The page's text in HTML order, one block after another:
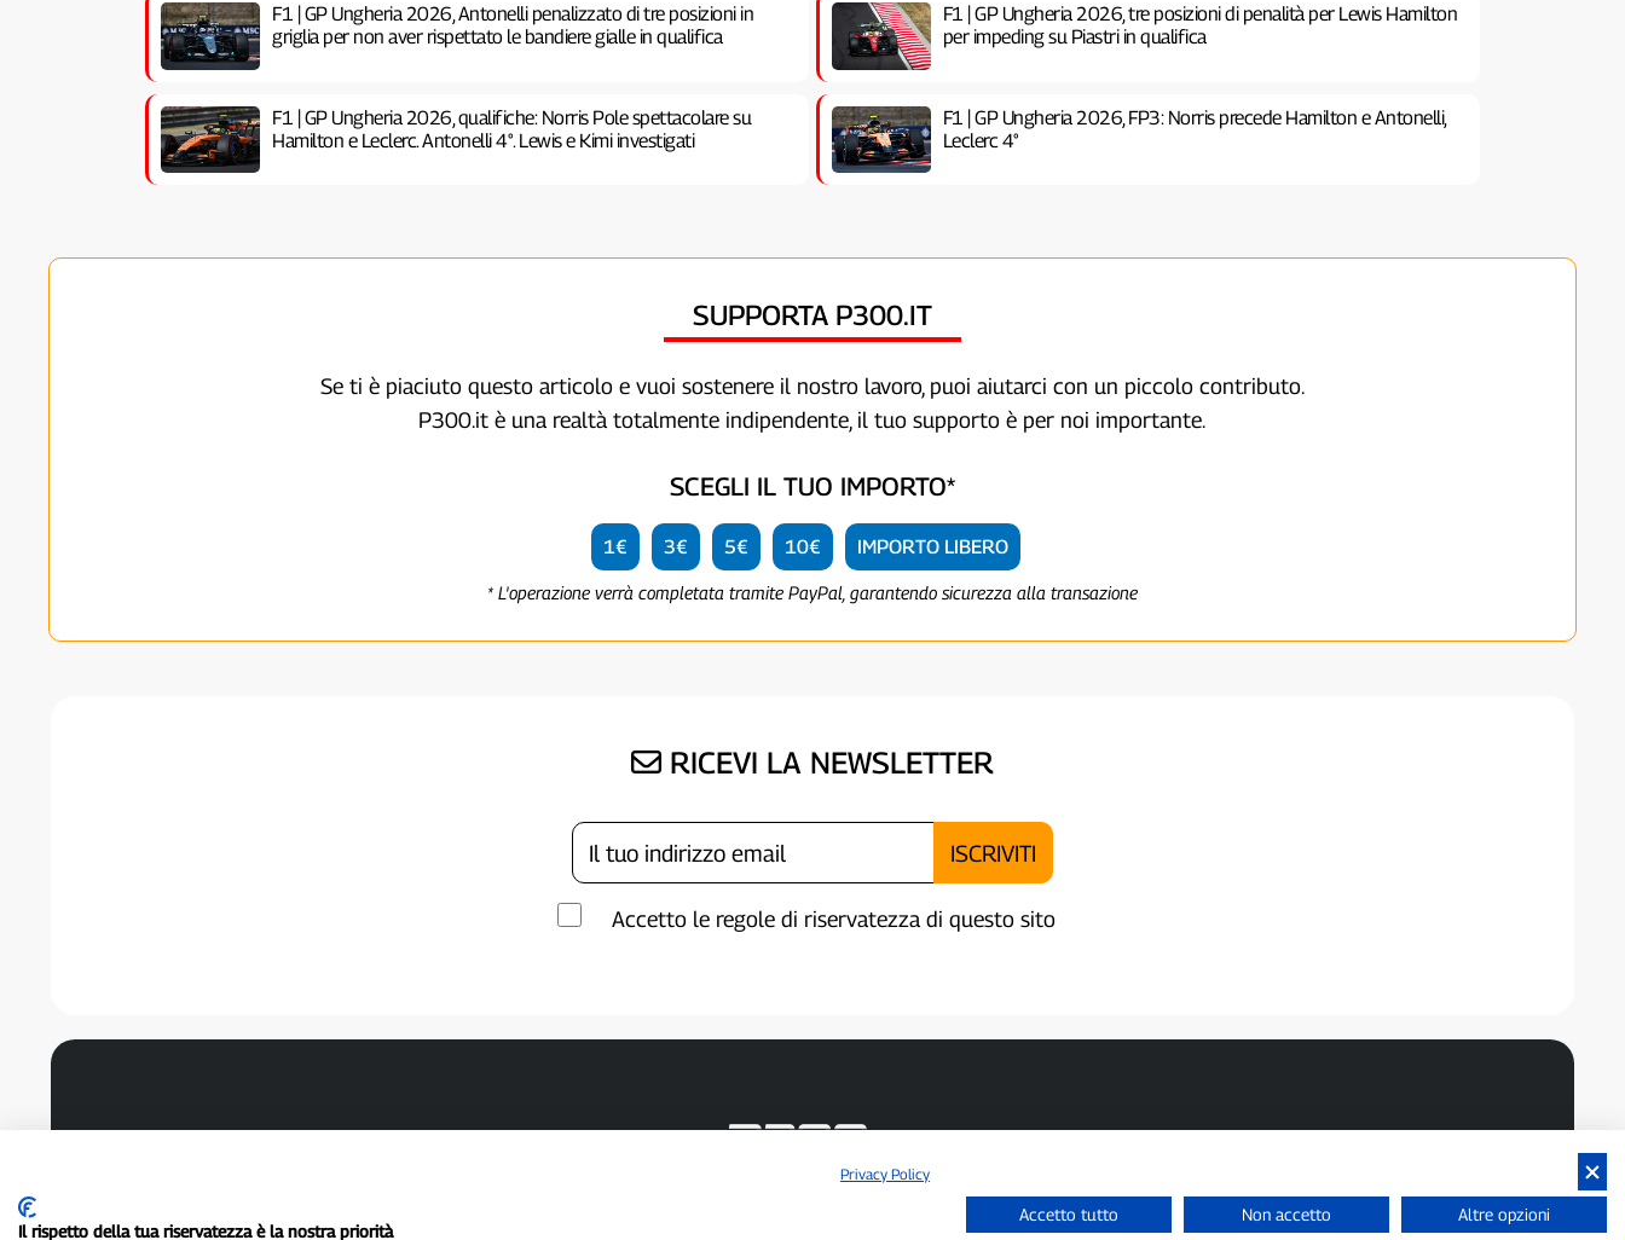
F1 | GP Ungheria 2026, Antonelli penalizzato di tre posizioni in
griglia per non aver rispettato le bandiere gialle in qualifica
F1 | GP Ungheria 2026, tre posizioni di penalità per Lewis Hamilton
per impeding su Piastri in qualifica
F1 | GP Ungheria 2026, qualifiche: Norris Pole spettacolare su
Hamilton e Leclerc. Antonelli 4°. Lewis e Kimi investigati
F1 | GP Ungheria 2026, FP3: Norris precede Hamilton e Antonelli,
Leclerc 4°
SUPPORTA P300.IT
Se ti è piaciuto questo articolo e vuoi sostenere il nostro lavoro, puoi aiutarci con un piccolo contributo.
P300.it è una realtà totalmente indipendente, il tuo supporto è per noi importante.
SCEGLI IL TUO IMPORTO*
1€ 3€ 5€ 10€ IMPORTO LIBERO
* L'operazione verrà completata tramite PayPal, garantendo sicurezza alla transazione
RICEVI LA NEWSLETTER
Accetto le regole di riservatezza di questo sito
P300.it è una Testata Giornalistica indipendente
Registrazione numero 1/2021 del 1/2/2021 - Tribunale di Pavia
Privacy Policy
Il rispetto della tua riservatezza è la nostra priorità
Accetto tutto Non accetto Altre opzioni